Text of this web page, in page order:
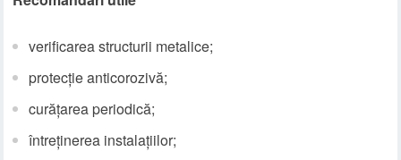
verificarea structurii metalice;
protecție anticorozivă;
curățarea periodică;
întreținerea instalațiilor;